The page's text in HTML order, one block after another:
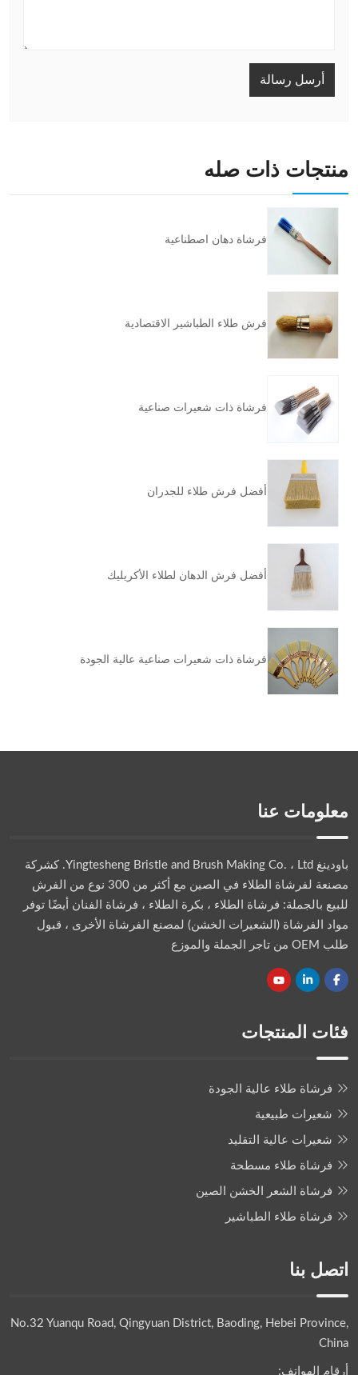
أرسل رسالة
منتجات ذات صله
فرشاة دهان اصطناعية
فرش طلاء الطباشير الاقتصادية
فرشاة ذات شعيرات صناعية
أفضل فرش طلاء للجدران
أفضل فرش الدهان لطلاء الأكريليك
فرشاة ذات شعيرات صناعية عالية الجودة
معلومات عنا
باودينغ Yingtesheng Bristle and Brush Making Co. ، Ltd.
كشركة
مصنعة لفرشاة الطلاء في الصين مع أكثر من 300 نوع من الفرش
للبيع بالجملة: فرشاة الطلاء ، بكرة الطلاء ، فرشاة الفنان أيضًا توفر
مواد الفرشاة (الشعيرات الخشن) لمصنع الفرشاة الأخرى ، قبول
طلب OEM من تاجر الجملة والموزع
فئات المنتجات
فرشاة طلاء عالية الجودة
شعيرات طبيعية
شعيرات عالية التقليد
فرشاة طلاء مسطحة
فرشاة الشعر الخشن الصين
فرشاة طلاء الطباشير
اتصل بنا
No.32 Yuanqu Road, Qingyuan District, Baoding, Hebei Province,
China
أرقام الهواتف: